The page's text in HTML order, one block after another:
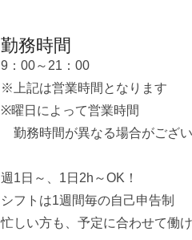
勤務時間
9：00～21：00
※上記は営業時間となります
※曜日によって営業時間
勤務時間が異なる場合がござ
週1日～、1日2h～OK！
シフトは1週間毎の自己申告制
忙しい方も、予定に合わせて働